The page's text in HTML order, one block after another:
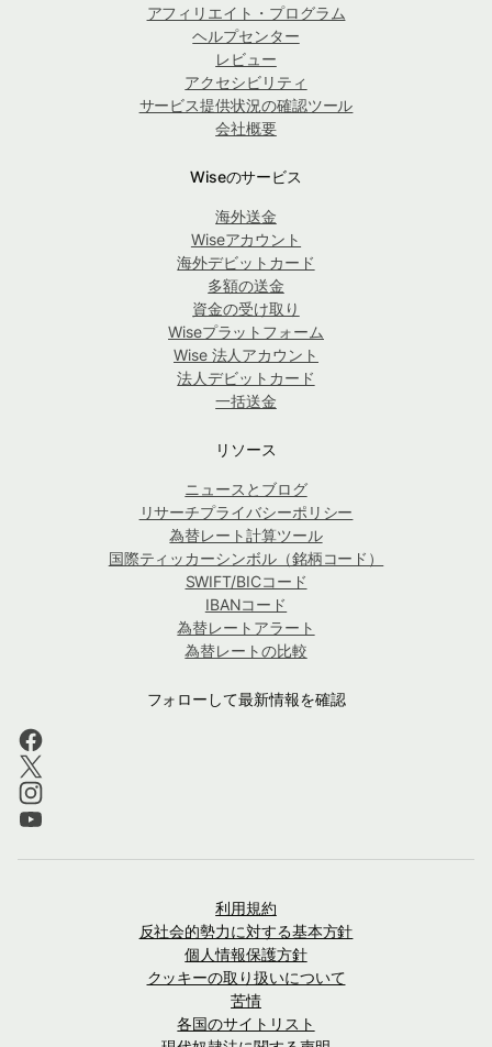
アフィリエイト・プログラム
ヘルプセンター
レビュー
アクセシビリティ
サービス提供状況の確認ツール
会社概要
Wiseのサービス
海外送金
Wiseアカウント
海外デビットカード
多額の送金
資金の受け取り
Wiseプラットフォーム
Wise 法人アカウント
法人デビットカード
一括送金
リソース
ニュースとブログ
リサーチプライバシーポリシー
為替レート計算ツール
国際ティッカーシンボル（銘柄コード）
SWIFT/BICコード
IBANコード
為替レートアラート
為替レートの比較
フォローして最新情報を確認
利用規約
反社会的勢力に対する基本方針
個人情報保護方針
クッキーの取り扱いについて
苦情
各国のサイトリスト